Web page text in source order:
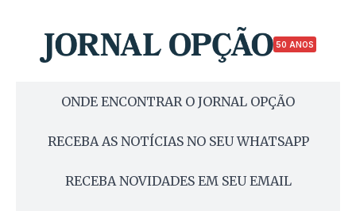
50 ANOS
ONDE ENCONTRAR O JORNAL OPÇÃO
RECEBA AS NOTÍCIAS NO SEU WHATSAPP
RECEBA NOVIDADES EM SEU EMAIL